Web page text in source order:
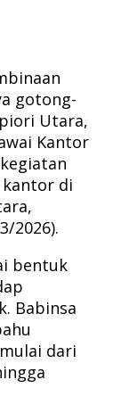
gotong-
Utara,
Kantor
di
2026).
bentuk
Babinsa
dari